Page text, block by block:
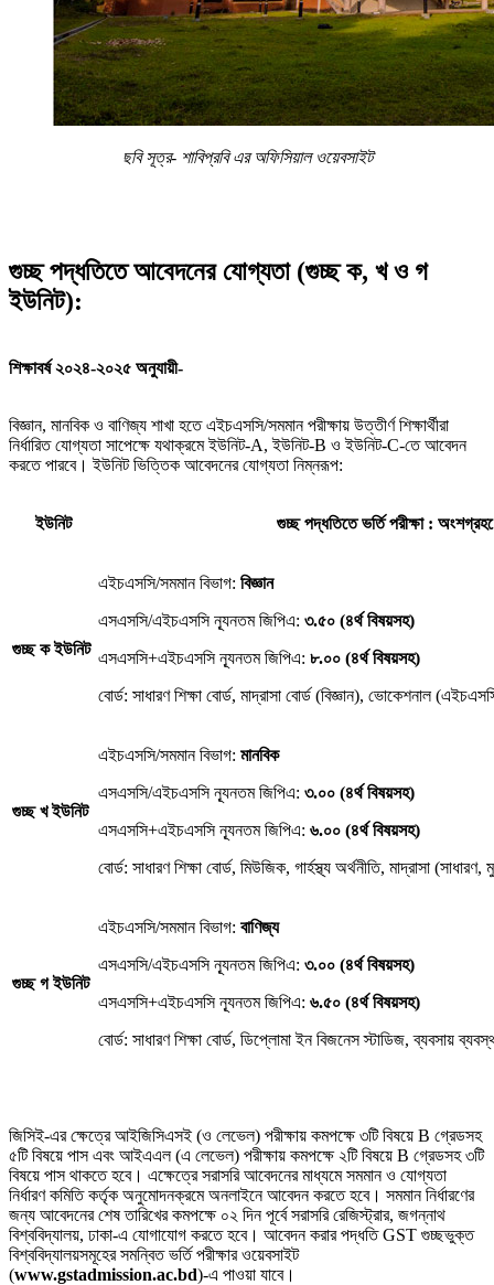
ছবি সূত্র- শাবিপ্রবি এর অফিসিয়াল ওয়েবসাইট
গুচ্ছ পদ্ধতিতে আবেদনের যোগ্যতা (গুচ্ছ ক, খ ও গ
ইউনিট):
শিক্ষাবর্ষ ২০২৪-২০২৫ অনুযায়ী-
বিজ্ঞান, মানবিক ও বাণিজ্য শাখা হতে এইচএসসি/সমমান পরীক্ষায় উত্তীর্ণ শিক্ষার্থীরা
নির্ধারিত যোগ্যতা সাপেক্ষে যথাক্রমে ইউনিট-A, ইউনিট-B ও ইউনিট-C-তে আবেদন
করতে পারবে। ইউনিট ভিত্তিক আবেদনের যোগ্যতা নিম্নরূপ:
ইউনিট গুচ্ছ পদ্ধতিতে ভর্তি পরীক্ষা :
গুচ্ছ ক ইউনিট
এইচএসসি/সমমান বিভাগ: বিজ্ঞান
এসএসসি/এইচএসসি ন্যূনতম জিপিএ: ৩.৫০ (৪র্থ বিষয়সহ)
এসএসসি+এইচএসসি ন্যূনতম জিপিএ: ৮.০০ (৪র্থ বিষয়সহ)
বোর্ড: সাধারণ শিক্ষা বোর্ড, মাদ্রাসা বোর্ড (বিজ্ঞান), ভোকেশনাল
গুচ্ছ খ ইউনিট
এইচএসসি/সমমান বিভাগ: মানবিক
এসএসসি/এইচএসসি ন্যূনতম জিপিএ: ৩.০০ (৪র্থ বিষয়সহ)
এসএসসি+এইচএসসি ন্যূনতম জিপিএ: ৬.০০ (৪র্থ বিষয়সহ)
বোর্ড: সাধারণ শিক্ষা বোর্ড, মিউজিক, গার্হস্থ্য অর্থনীতি, মাদ্রাসা (সাধারণ,
গুচ্ছ গ ইউনিট
এইচএসসি/সমমান বিভাগ: বাণিজ্য
এসএসসি/এইচএসসি ন্যূনতম জিপিএ: ৩.০০ (৪র্থ বিষয়সহ)
এসএসসি+এইচএসসি ন্যূনতম জিপিএ: ৬.৫০ (৪র্থ বিষয়সহ)
বোর্ড: সাধারণ শিক্ষা বোর্ড, ডিপ্লোমা ইন বিজনেস স্টাডিজ, ব্যবসায়
জিসিই-এর ক্ষেত্রে আইজিসিএসই (ও লেভেল) পরীক্ষায় কমপক্ষে ৩টি বিষয়ে B গ্রেডসহ
৫টি বিষয়ে পাস এবং আইএএল (এ লেভেল) পরীক্ষায় কমপক্ষে ২টি বিষয়ে B গ্রেডসহ ৩টি
বিষয়ে পাস থাকতে হবে। এক্ষেত্রে সরাসরি আবেদনের মাধ্যমে সমমান ও যোগ্যতা
নির্ধারণ কমিতি কর্তৃক অনুমোদনক্রমে অনলাইনে আবেদন করতে হবে। সমমান নির্ধারণের
জন্য আবেদনের শেষ তারিখের কমপক্ষে ০২ দিন পূর্বে সরাসরি রেজিস্ট্রার, জগন্নাথ
বিশ্ববিদ্যালয়, ঢাকা-এ যোগাযোগ করতে হবে। আবেদন করার পদ্ধতি GST গুচ্ছভুক্ত
বিশ্ববিদ্যালয়সমূহের সমন্বিত ভর্তি পরীক্ষার ওয়েবসাইট
(www.gstadmission.ac.bd)-এ পাওয়া যাবে।